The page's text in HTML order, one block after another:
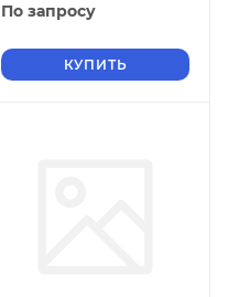
По запросу
КУПИТЬ